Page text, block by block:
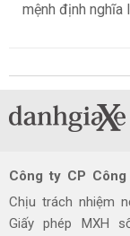
mệnh định nghĩa
Công ty CP
Chịu trách nhiệm
Giấy phép MXH